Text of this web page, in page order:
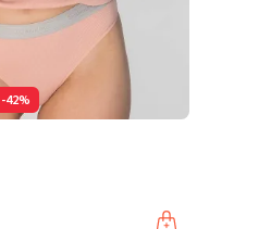
-42%